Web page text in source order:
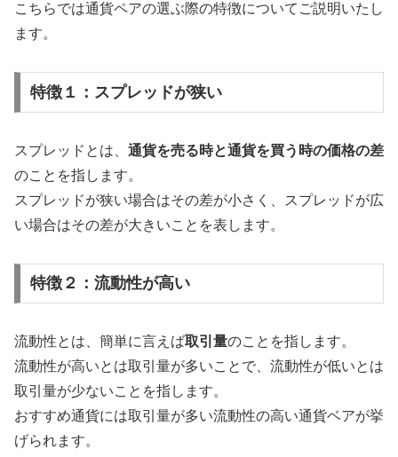
こちらでは通貨ペアの選ぶ際の特徴についてご説明いたし
ます。
特徴１：スプレッドが狭い
スプレッドとは、 通貨を売る時と通貨を買う時の価格の差
のことを指します。
スプレッドが狭い場合はその差が小さく、スプレッドが広
い場合はその差が大きいことを表します。
特徴２：流動性が高い
流動性とは、簡単に言えば取引量のことを指します。
流動性が高いとは取引量が多いことで、流動性が低いとは
取引量が少ないことを指します。
おすすめ通貨には取引量が多い流動性の高い通貨ベアが挙
げられます。